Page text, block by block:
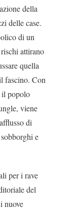
della
delle case.
di un
attirano
quella
fascino. Con
il popolo
viene
di
e
per i rave
del
nuove